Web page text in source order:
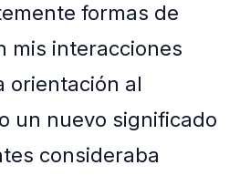
formas de
mis interacciones
orientación al
un nuevo significado
consideraba